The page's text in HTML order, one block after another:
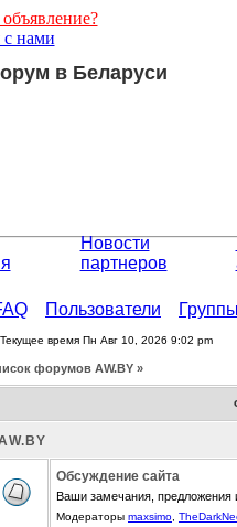
с нами
в Беларуси
Новости
партнеров
Пользователи
Текущее время Пн Авг 10, 2026 9:02 pm
форумов АW.BY »
Обсуждение сайта
Ваши замечания, предложения
Модераторы maxsimo